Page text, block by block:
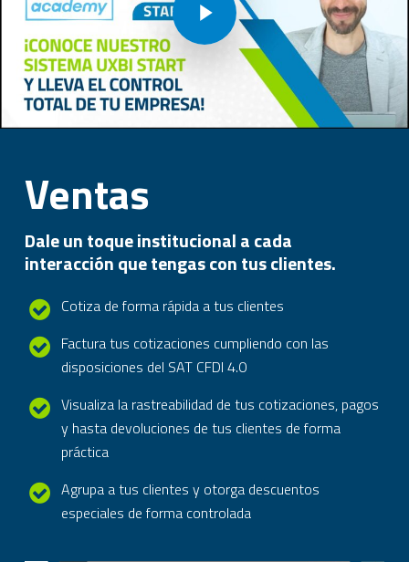
Ventas
Dale un toque institucional a cada
interacción que tengas con tus clientes.
Cotiza de forma rápida a tus clientes
Factura tus cotizaciones cumpliendo con las
disposiciones del SAT CFDI 4.0
Visualiza la rastreabilidad de tus cotizaciones, pagos
y hasta devoluciones de tus clientes de forma
práctica
Agrupa a tus clientes y otorga descuentos
especiales de forma controlada